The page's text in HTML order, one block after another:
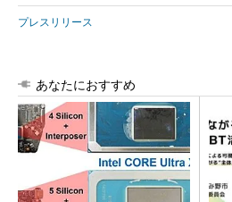
プレスリリース
あなたにおすすめ